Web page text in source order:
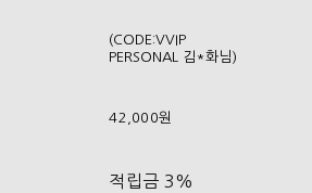
(CODE:VVIP
PERSONAL 김*화님)
42,000원
적립금 3%